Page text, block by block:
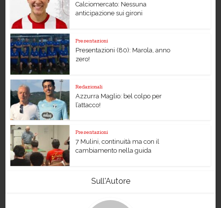
Calciomercato: Nessuna
anticipazione sui gironi
Presentazioni
Presentazioni (80): Marola, anno
zero!
Redazionali
Azzurra Maglio: bel colpo per
l’attacco!
Presentazioni
7 Mulini, continuità ma con il
cambiamento nella guida
Sull'Autore